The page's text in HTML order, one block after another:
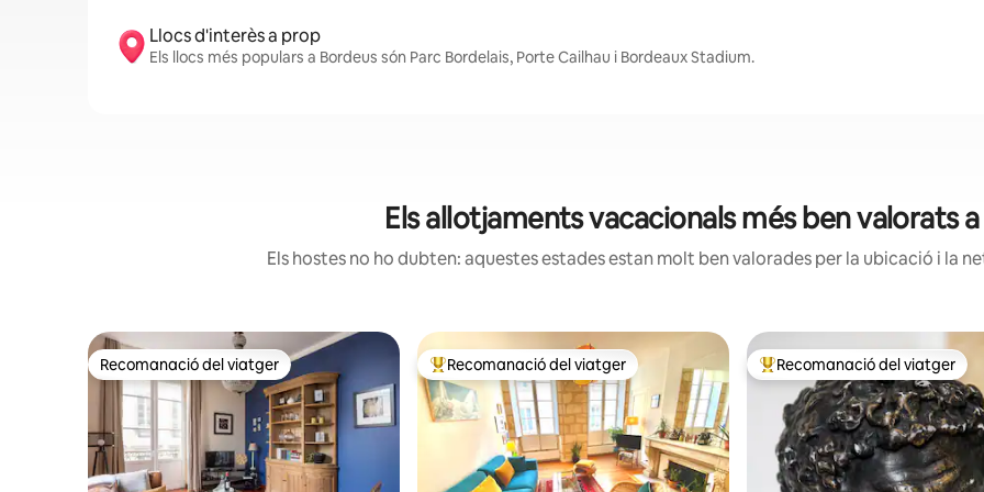
Llocs d'interès a prop
Els llocs més populars a Bordeus són Parc Bordelais, Porte Cailhau i Bordeaux Stadium.
Els allotjaments vacacionals més ben valorats
Els hostes no ho dubten: aquestes estades estan molt ben valorades per la ubicació i la
Recomanació del viatger
Recomanació del viatger Principals recomanacions dels viatgers
Recomanació del viatger Principals recomanacions dels
Recomanació del viatger